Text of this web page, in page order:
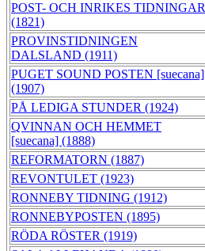
POST- OCH INRIKES TIDNINGAR
(1821)
PROVINSTIDNINGEN
DALSLAND (1911)
PUGET SOUND POSTEN [suecana]
(1907)
PÅ LEDIGA STUNDER (1924)
QVINNAN OCH HEMMET
[suecana] (1888)
REFORMATORN (1887)
REVONTULET (1923)
RONNEBY TIDNING (1912)
RONNEBYPOSTEN (1895)
RÖDA RÖSTER (1919)